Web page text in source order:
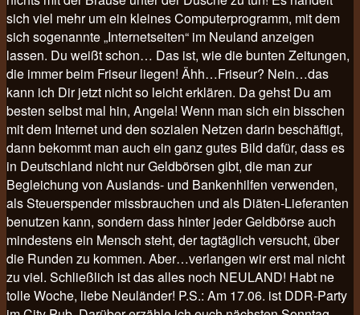
sich viel mehr um ein kleines Computerprogramm, mit dem
sich sogenannte „Internetseiten“ im Neuland anzeigen
lassen. Du weißt schon… Das ist, wie die bunten Zeitungen,
die immer beim Friseur liegen! Ähh…Friseur? Nein…das
kann ich Dir jetzt nicht so leicht erklären. Da gehst Du am
besten selbst mal hin, Angela! Wenn man sich ein bisschen
mit dem Internet und den sozialen Netzen darin beschäftigt,
dann bekommt man auch ein ganz gutes Bild dafür, dass es
in Deutschland nicht nur Geldbörsen gibt, die man zur
Begleichung von Auslands- und Bankenhilfen verwenden,
als Steuerspender missbrauchen und als Diäten-Lieferanten
benutzen kann, sondern dass hinter jeder Geldbörse auch
mindestens ein Mensch steht, der tagtäglich versucht, über
die Runden zu kommen. Aber…verlangen wir erst mal nicht
zu viel. Schließlich ist das alles noch NEULAND! Habt ne
tolle Woche, liebe Neuländer! P.S.: Am 17.06. ist DDR-Party